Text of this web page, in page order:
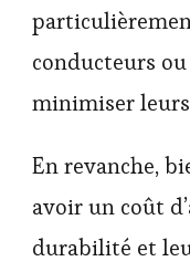
conducteurs
minimiser
En revanche,
avoir un coût
durabilité et